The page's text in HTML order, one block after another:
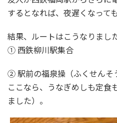
するとなれば、夜遅くなって
結果、ルートはこうなりました
① 西鉄柳川駅集合
② 駅前の福泉操（ふくせんそ
ここなら、うなぎめしも定食
ました）。